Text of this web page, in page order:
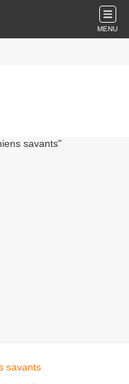
MENU